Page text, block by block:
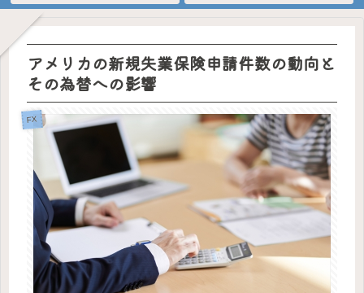
アメリカの新規失業保険申請件数の動向と
その為替への影響
FX